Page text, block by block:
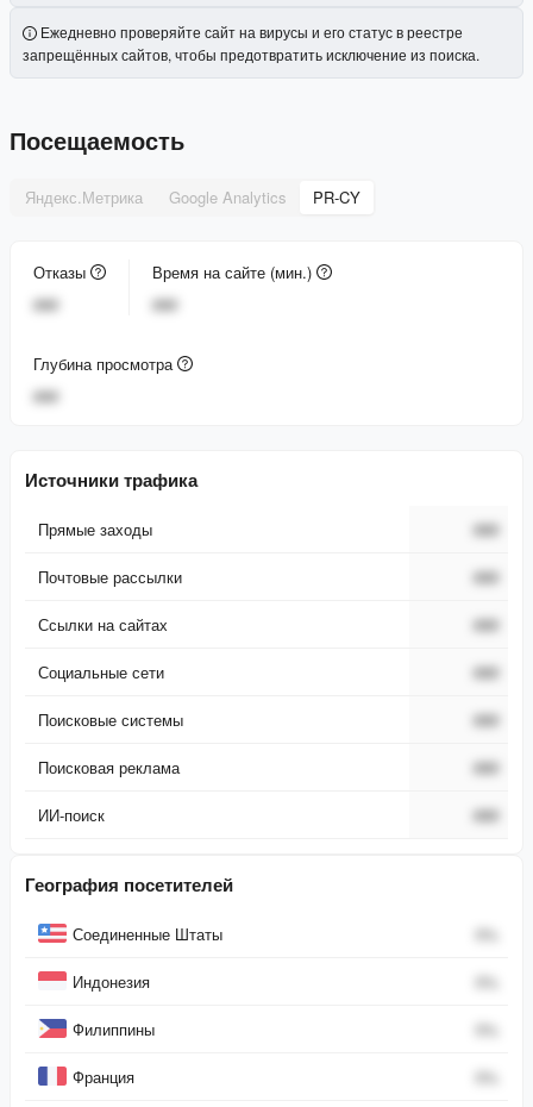
Ежедневно проверяйте сайт на вирусы и его статус в реестре
запрещённых сайтов, чтобы предотвратить исключение из поиска.
Посещаемость
Яндекс.Метрика Google Analytics PR-CY
Отказы
###
Время на сайте (мин.)
###
Глубина просмотра
###
Источники трафика
Прямые заходы ###
Почтовые рассылки ###
Ссылки на сайтах ###
Социальные сети ###
Поисковые системы ###
Поисковая реклама ###
ИИ-поиск ###
География посетителей
СтранаСоединенные Штаты 0%
Индонезия 0%
Филиппины 0%
Франция 0%